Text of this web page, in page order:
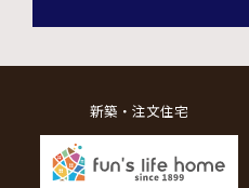
新築・注文住宅